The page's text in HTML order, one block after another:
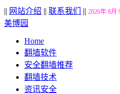
|| 网站介绍 || 联系我们 || 2026年 8月
美博园
Home
翻墙软件
安全翻墙推荐
翻墙技术
资讯安全